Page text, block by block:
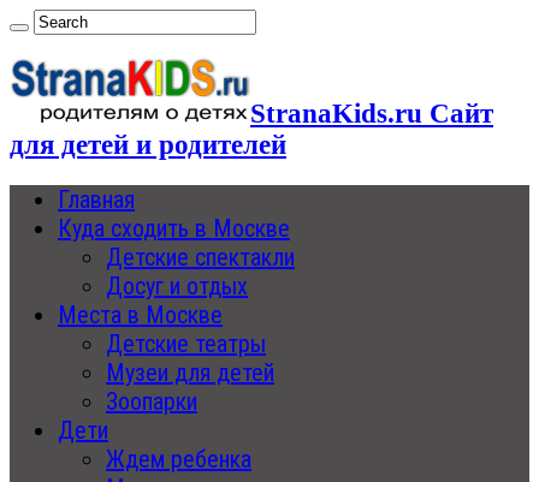
StranaKids.ru Сайт
для детей и родителей
Главная
Куда сходить в Москве
Детские спектакли
Досуг и отдых
Места в Москве
Детские театры
Музеи для детей
Зоопарки
Дети
Ждем ребенка